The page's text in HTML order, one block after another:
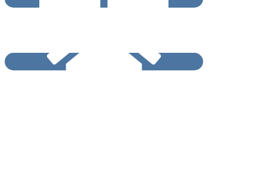
BEITRAGSRCHIV